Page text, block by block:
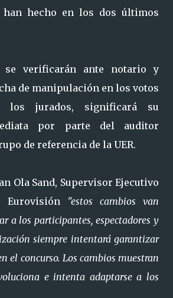
hecho en los dos últimos
se verificarán ante notario y
de manipulación en los votos
los jurados, significará su
por parte del auditor
de referencia de la UER.
Ola Sand, Supervisor Ejecutivo
Eurovisión
"estos cambios van
a los participantes, espectadores y
siempre intentará garantizar
el concurso. Los cambios muestran
e intenta adaptarse a los